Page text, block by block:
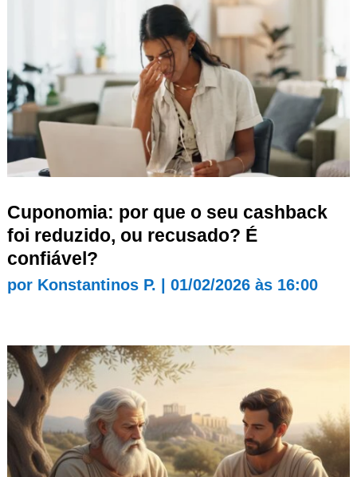
Cuponomia: por que o seu cashback
foi reduzido, ou recusado? É
confiável?
por Konstantinos P. 01/02/2026 às 16:00